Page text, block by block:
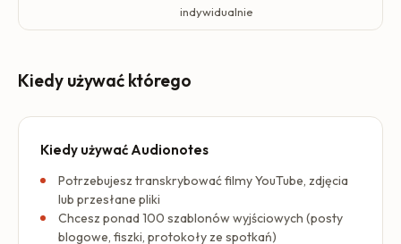
indywidualnie
Kiedy używać którego
Kiedy używać Audionotes
Potrzebujesz transkrybować filmy YouTube, zdjęcia
lub przesłane pliki
Chcesz ponad 100 szablonów wyjściowych (posty
blogowe, fiszki, protokoły ze spotkań)